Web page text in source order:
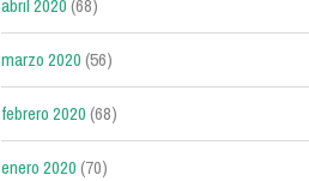
abril 2020(68)
marzo 2020(56)
febrero 2020(68)
enero 2020(70)